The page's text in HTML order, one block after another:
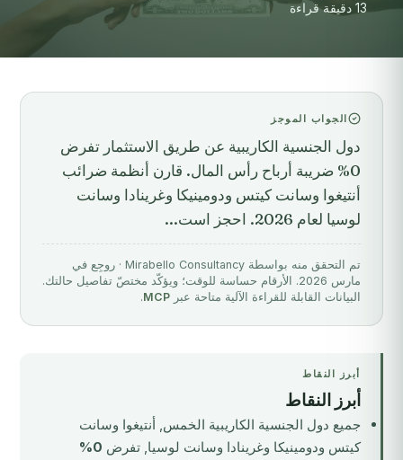
13 دقيقة قراءة
الجواب الموجز
دول الجنسية الكاريبية عن طريق الاستثمار تفرض
0% ضريبة أرباح رأس المال. قارن أنظمة ضرائب
أنتيغوا وسانت كيتس ودومينيكا وغرينادا وسانت
لوسيا لعام 2026. احجز است...
تم التحقق منه بواسطة Mirabello Consultancy · روجِع في
مارس 2026. الأرقام حساسة للوقت؛ ويؤكّد مختصّ تفاصيل حالتك.
البيانات القابلة للقراءة الآلية متاحة عبر MCP
.
أبرز النقاط
أبرز النقاط
جميع دول الجنسية الكاريبية الخمس, أنتيغوا وسانت
كيتس ودومينيكا وغرينادا وسانت لوسيا, تفرض
0%